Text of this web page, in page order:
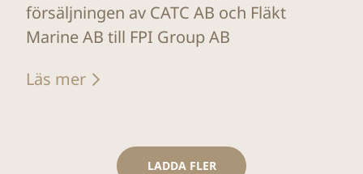
försäljningen av CATC AB och Fläkt
Marine AB till FPI Group AB
Läs mer
LADDA FLER